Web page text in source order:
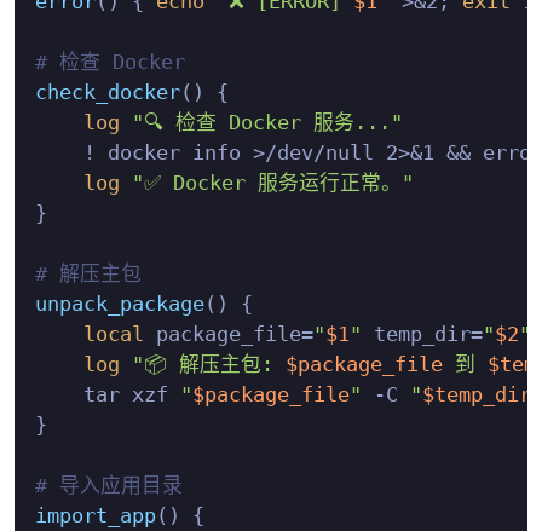
# 检查 Docker
check_docker() {
log
"🔍 检查 Docker 服务..."
! docker info >/dev/null 2>&1 &&
log
"✅ Docker 服务运行正常。"
}
# 解压主包
unpack_package() {
local
package_file="$1 " temp_dir="$2"
log
"📦 解压主包: $package_file 到
    tar xzf
"$package_file" -C "$temp_dir
}
# 导入应用目录
import_app() {